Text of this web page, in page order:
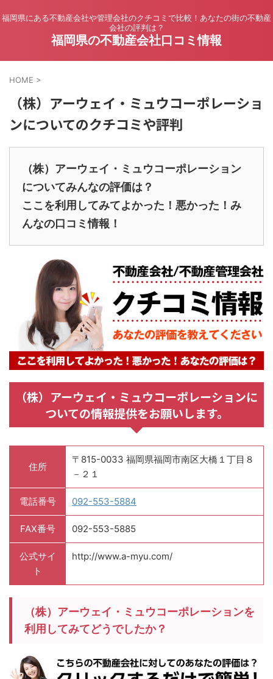
福岡県にある不動産会社や管理会社のクチコミで比較！あなたの街の不動産
会社の評判は？
福岡県の不動産会社口コミ情報
HOME >
（株）アーウェイ・ミュウコーポレーショ
ンについてのクチコミや評判
（株）アーウェイ・ミュウコーポレーション
についてみんなの評価は？
ここを利用してみてよかった！悪かった！み
んなの口コミ情報！
（株）アーウェイ・ミュウコーポレーションに
ついての情報提供をお願いします。
住所
〒815-0033 福岡県福岡市南区大橋１丁目８
－２１
電話番号 092-553-5884
FAX番号 092-553-5885
公式サイ
ト
http://www.a-myu.com/
（株）アーウェイ・ミュウコーポレーションを
利用してみてどうでしたか？